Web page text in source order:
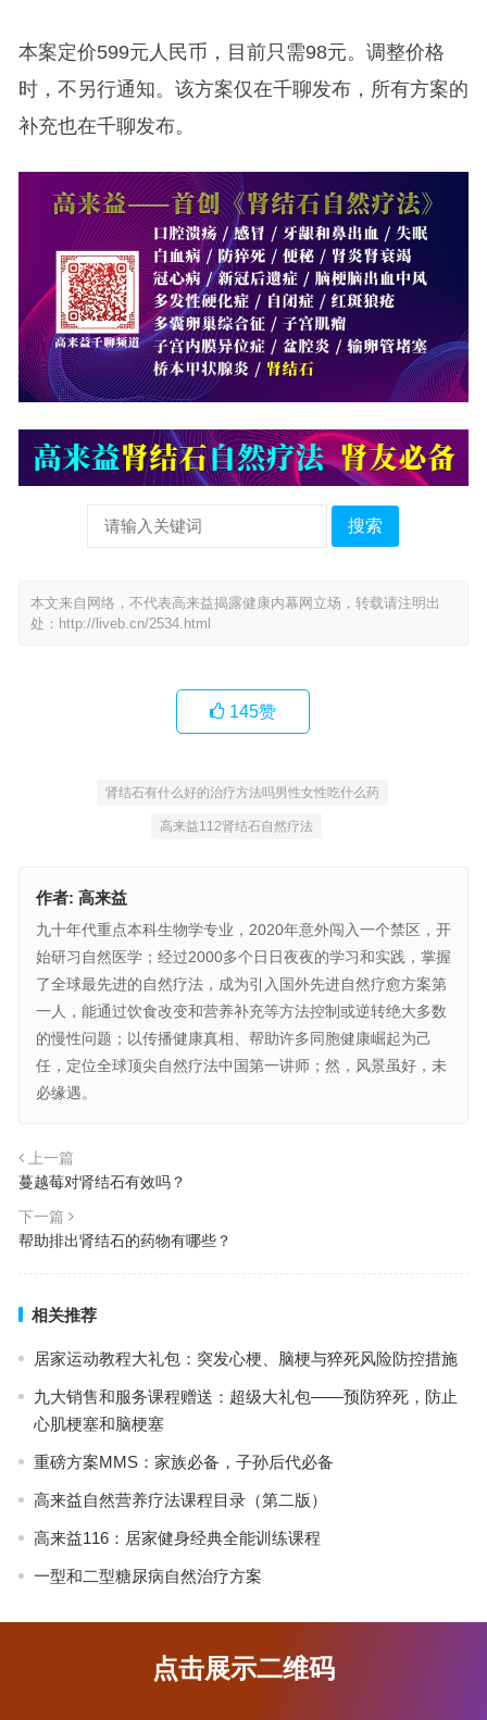
本案定价599元人民币，目前只需98元。调整价格
时，不另行通知。该方案仅在千聊发布，所有方案的
补充也在千聊发布。
搜索
本文来自网络，不代表高来益揭露健康内幕网立场，转载请注明出
处： http://liveb.cn/2534.html
145赞
肾结石有什么好的治疗方法吗男性女性吃什么药
高来益112肾结石自然疗法
作者: 高来益
九十年代重点本科生物学专业，2020年意外闯入一个禁区，开
始研习自然医学；经过2000多个日日夜夜的学习和实践，掌握
了全球最先进的自然疗法，成为引入国外先进自然疗愈方案第
一人，能通过饮食改变和营养补充等方法控制或逆转绝大多数
的慢性问题；以传播健康真相、帮助许多同胞健康崛起为己
任，定位全球顶尖自然疗法中国第一讲师；然，风景虽好，未
必缘遇。
上一篇
蔓越莓对肾结石有效吗？
下一篇
帮助排出肾结石的药物有哪些？
相关推荐
居家运动教程大礼包：突发心梗、脑梗与猝死风险防控措施
九大销售和服务课程赠送：超级大礼包——预防猝死，防止
心肌梗塞和脑梗塞
重磅方案MMS：家族必备，子孙后代必备
高来益自然营养疗法课程目录（第二版）
高来益116：居家健身经典全能训练课程
一型和二型糖尿病自然治疗方案
点击展示二维码